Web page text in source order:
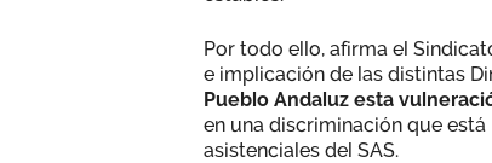
Por todo ello, afirma el
e implicación de las distintas
Pueblo Andaluz esta
en una discriminación que
asistenciales del SAS.